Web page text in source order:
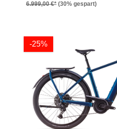
6.999,00 €* (30% gespart)
-25%